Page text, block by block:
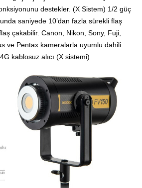
destekler. (X Sistem) 1/2 güç
saniyede 10’dan fazla sürekli flaş
çakabilir. Canon, Nikon, Sony, Fuji,
ve Pentax kameralarla uyumlu dahili
kablosuz alıcı (X sistemi)